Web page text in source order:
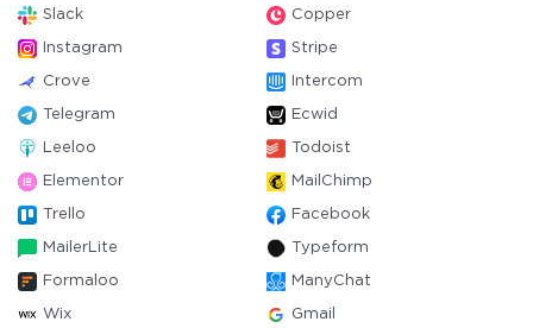
Slack Copper
Instagram Stripe
Crove Intercom
Telegram Ecwid
Leeloo Todoist
Elementor MailChimp
Trello Facebook
MailerLite Typeform
Formaloo ManyChat
Wix Gmail